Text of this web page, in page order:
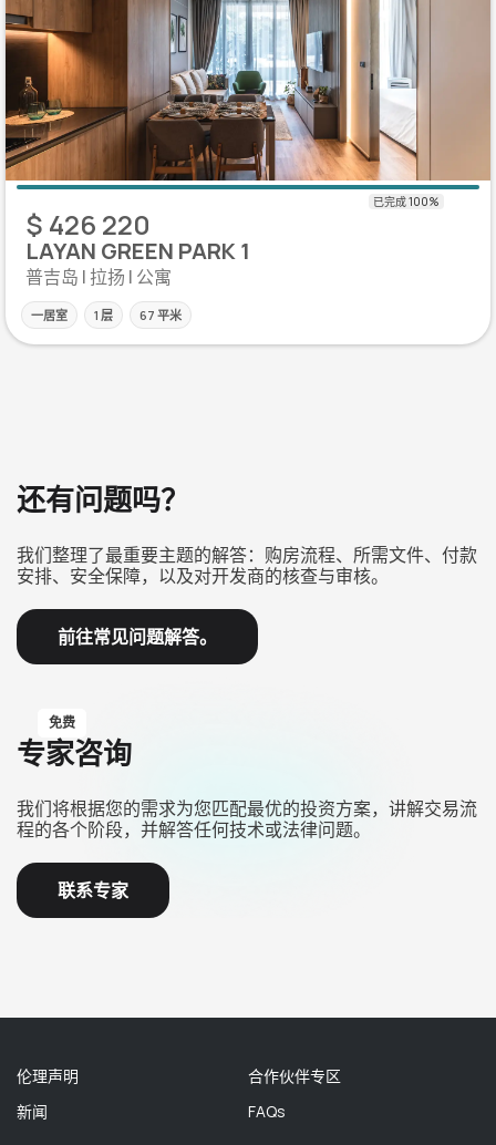
$ 426 220
LAYAN GREEN PARK 1
普吉岛 | 拉扬 | 公寓
一居室 1 层 67 平米
还有问题吗？
我们整理了最重要主题的解答：购房流程、所需文件、付款
安排、安全保障，以及对开发商的核查与审核。
前往常见问题解答。
免费
专家咨询
我们将根据您的需求为您匹配最优的投资方案，讲解交易流
程的各个阶段，并解答任何技术或法律问题。
联系专家
伦理声明
新闻
合作伙伴专区
FAQs